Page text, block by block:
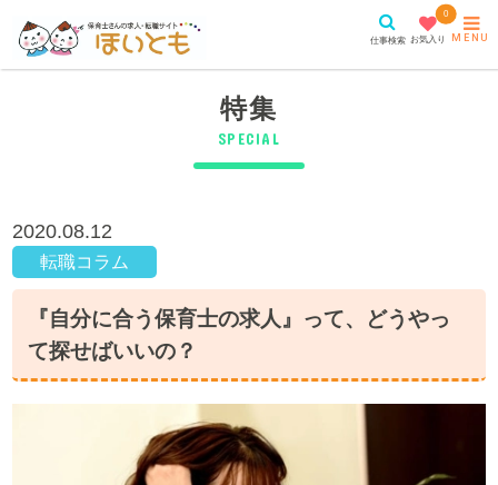
仕事検索
0
お気入り MENU
特集
SPECIAL
2020.08.12
転職コラム
『自分に合う保育士の求人』って、どうやっ
て探せばいいの？